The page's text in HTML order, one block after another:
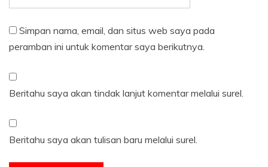
Simpan nama, email, dan situs web saya pada
peramban ini untuk komentar saya berikutnya.
Beritahu saya akan tindak lanjut komentar melalui surel.
Beritahu saya akan tulisan baru melalui surel.